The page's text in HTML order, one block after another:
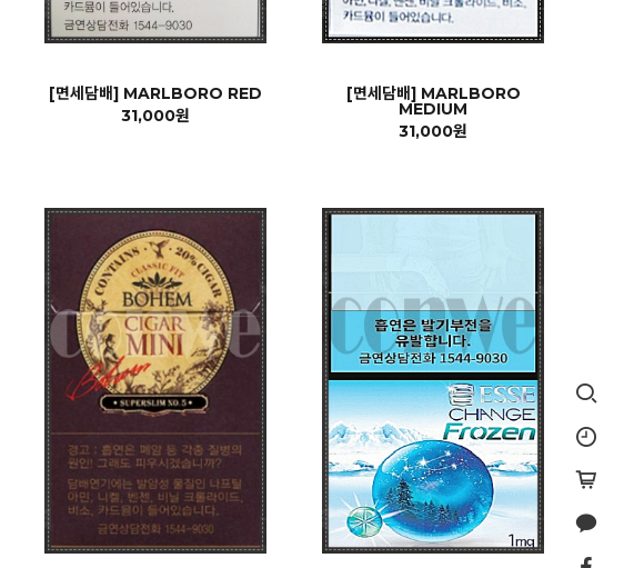
[면세담배] MARLBORO RED
31,000원
[면세담배] MARLBORO
MEDIUM
31,000원